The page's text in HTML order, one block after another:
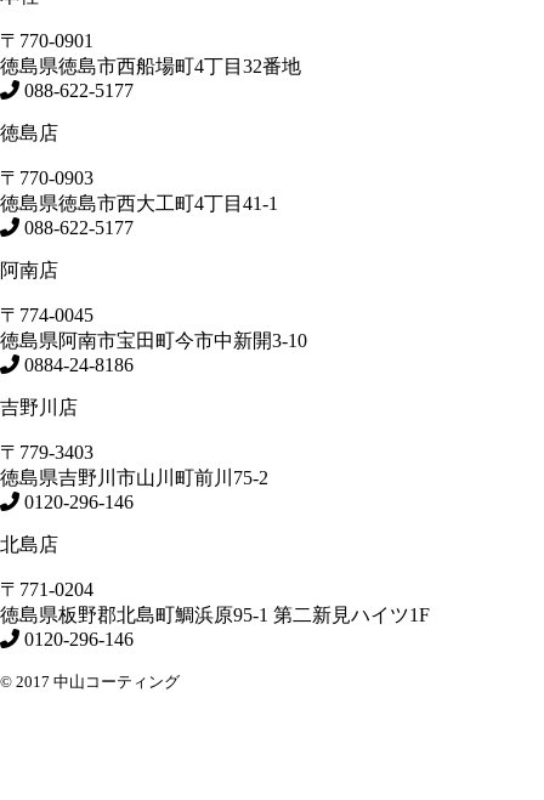
〒770-0901
徳島県徳島市西船場町4丁目32番地
088-622-5177
徳島店
〒770-0903
徳島県徳島市西大工町4丁目41-1
088-622-5177
阿南店
〒774-0045
徳島県阿南市宝田町今市中新開3-10
0884-24-8186
吉野川店
〒779-3403
徳島県吉野川市山川町前川75-2
0120-296-146
北島店
〒771-0204
徳島県板野郡北島町鯛浜原95-1 第二新見ハイツ1F
0120-296-146
© 2017 中山コーティング